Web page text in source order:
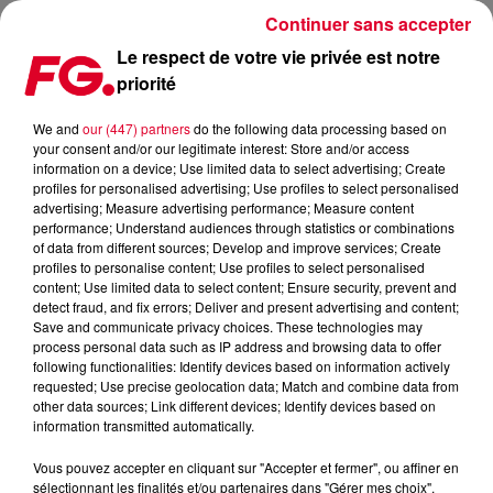
COUP DE CŒUR FG : JOY (UP THE STREET) OU LA HOUSE JOUISSIVE DE JOY
Publié : 19 décembre 2023 à 7h37 par Antony HARARI
Le respect de votre vie privée est notre
priorité
We and our (447) partnersdo the following data processing based on
your consent and/or our legitimate interest: Store and/or access
information on a device; Use limited data to select advertising; Create
profiles for personalised advertising; Use profiles to select personalised
advertising; Measure advertising performance; Measure content
performance; Understand audiences through statistics or combinations
of data from different sources; Develop and improve services; Create
profiles to personalise content; Use profiles to select personalised
content; Use limited data to select content; Ensure security, prevent and
detect fraud, and fix errors; Deliver and present advertising and content;
Save and communicate privacy choices. These technologies may
process personal data such as IP address and browsing data to offer
following functionalities: Identify devices based on information actively
requested; Use precise geolocation data; Match and combine data from
other data sources; Link different devices; Identify devices based on
information transmitted automatically.
Vous pouvez accepter en cliquant sur "Accepter et fermer", ou affiner en
sélectionnant les finalités et/ou partenaires dans "Gérer mes choix".
Continuer sans accepter